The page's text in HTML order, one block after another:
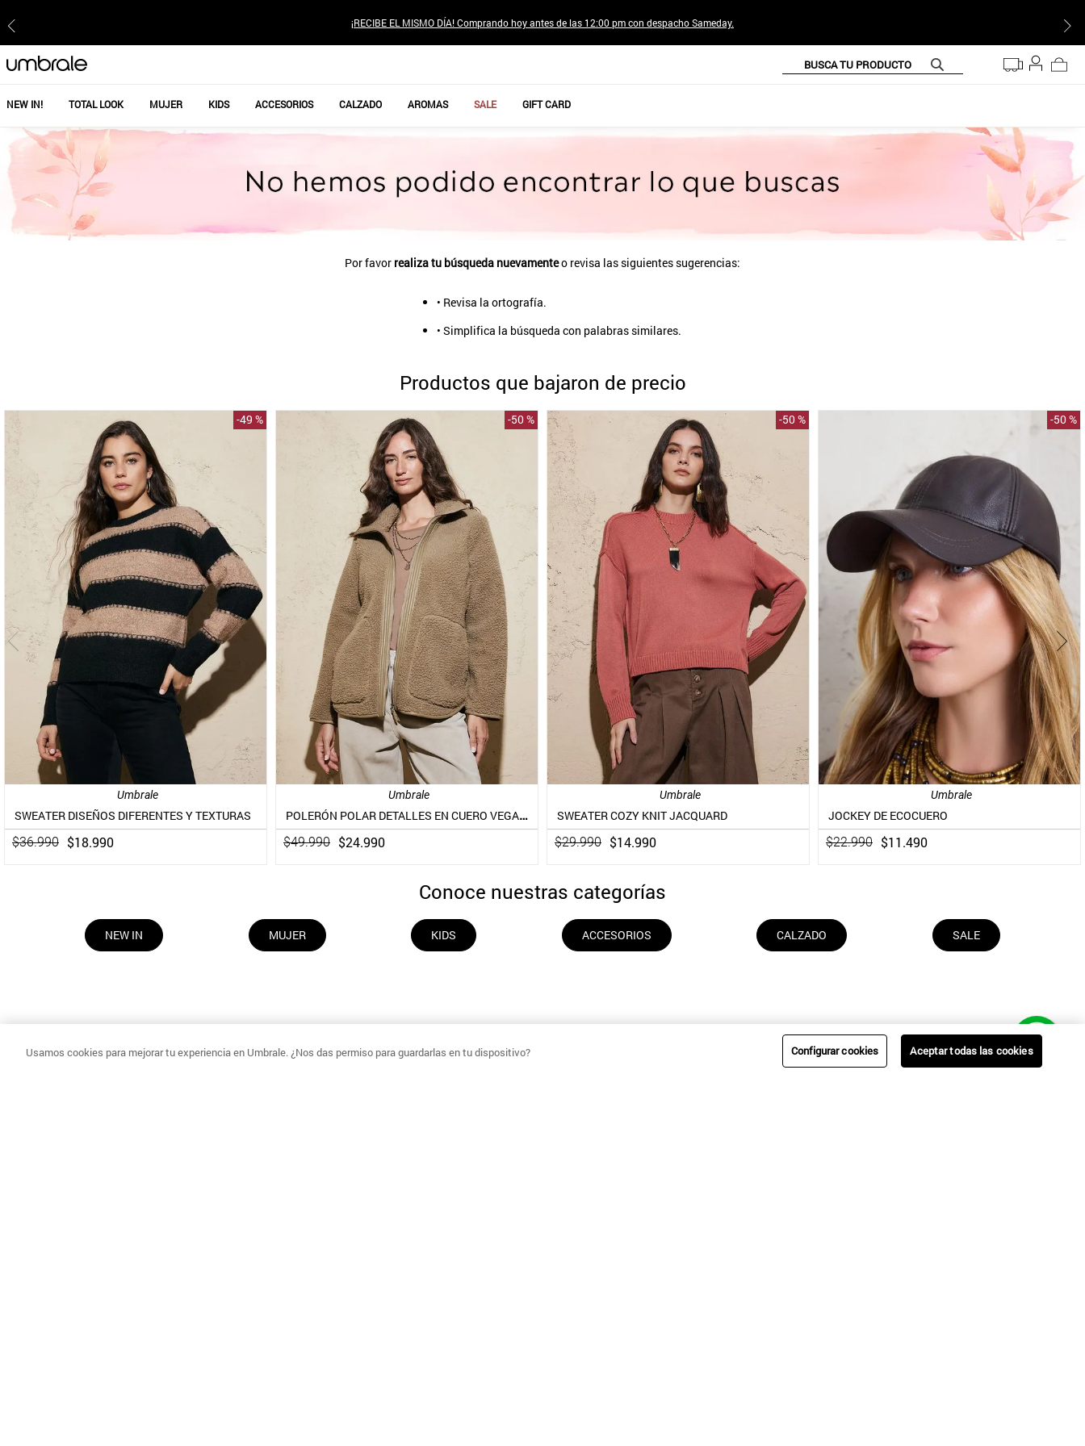
¡RECIBE EL MISMO DÍA! Comprando hoy antes de las 12:00 pm con despacho Sameday.
BUSCA TU PRODUCTO
NEW IN! TOTAL LOOK MUJER KIDS ACCESORIOS CALZADO AROMAS SALE GIFT CARD
Por favor realiza tu búsqueda nuevamenteo revisa las siguientes sugerencias:
• Revisa la ortografía.
• Simplifica la búsqueda con palabras similares.
Productos que bajaron de precio
-49 %
Umbrale
SWEATER DISEÑOS DIFERENTES Y TEXTURAS
$36.990 $18.990
-50 %
Umbrale
POLERÓN POLAR DETALLES EN CUERO VEGANO
$49.990 $24.990
-50 %
Umbrale
SWEATER COZY KNIT JACQUARD
$29.990 $14.990
-50 %
Umbrale
JOCKEY DE ECOCUERO
$22.990 $11.490
Conoce nuestras categorías
NEW IN MUJER KIDS ACCESORIOS CALZADO SALE
Usamos cookies para mejorar tu experiencia en Umbrale. ¿Nos das permiso para guardarlas en tu dispositivo? Configurar cookies Aceptar todas las cookies
.
sweter
6 .
botin
aros